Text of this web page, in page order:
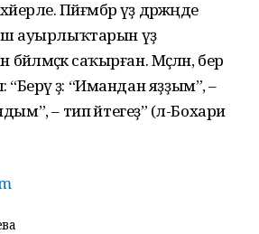
Пәйғәмбәр үҙ дәрәжәңде
ауырлыҡтарын үҙ
саҡырған. Мәҫәлән, бер
“Берәү ҙә: “Имандан яҙҙым”, –
– тип әйтегеҙ” (әл-Бохари